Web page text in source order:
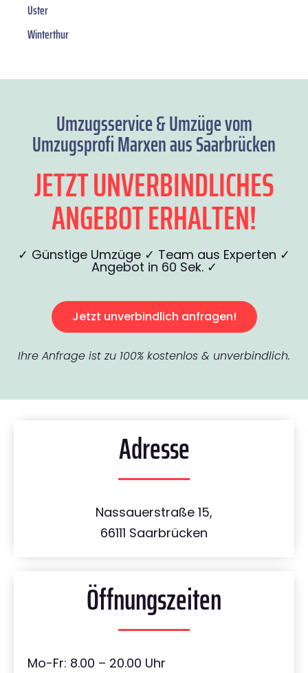
Uster
Winterthur
Umzugsservice & Umzüge vom
Umzugsprofi Marxen aus Saarbrücken
JETZT UNVERBINDLICHES
ANGEBOT ERHALTEN!
✓ Günstige Umzüge ✓ Team aus Experten ✓
Angebot in 60 Sek. ✓
Jetzt unverbindlich anfragen!
Ihre Anfrage ist zu 100% kostenlos & unverbindlich.
Adresse
Nassauerstraße 15,
66111 Saarbrücken
Öffnungszeiten
Mo-Fr: 8.00 – 20.00 Uhr